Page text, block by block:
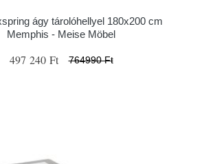
ágy tárolóhellyel 180x200 cm
Memphis - Meise Möbel
497 240 Ft 764990 Ft